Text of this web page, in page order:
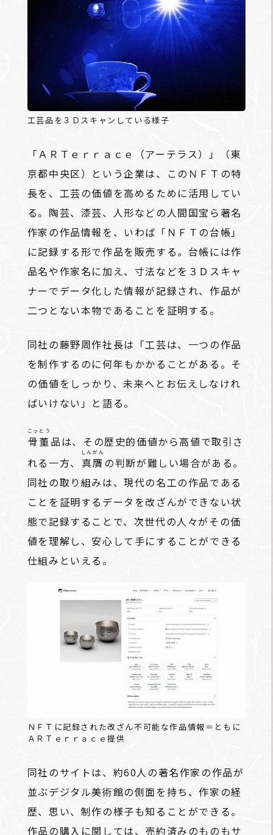
工芸品を３Ｄスキャンしている様子
「ＡＲＴｅｒｒａｃｅ（アーテラス）」（東
京都中央区）という企業は、このＮＦＴの特
長を、工芸の価値を高めるために活用してい
る。陶芸、漆芸、人形などの人間国宝ら著名
作家の作品情報を、いわば「ＮＦＴの台帳」
に記録する形で作品を販売する。台帳には作
品名や作家名に加え、寸法などを３Ｄスキャ
ナーでデータ化した情報が記録され、作品が
二つとない本物であることを証明する。
同社の藤野周作社長は「工芸は、一つの作品
を制作するのに何年もかかることがある。そ
の価値をしっかり、未来へとお伝えしなけれ
ばいけない」と語る。
骨董
こっとう
品は、その歴史的価値から高値で取引さ
れる一方、 真贋
しんがん
の判断が難しい場合がある。
同社の取り組みは、現代の名工の作品である
ことを証明するデータを改ざんができない状
態で記録することで、次世代の人々がその価
値を理解し、安心して手にすることができる
仕組みといえる。
ＮＦＴに記録された改ざん不可能な作品情報＝ともに
ＡＲＴｅｒｒａｃｅ提供
同社のサイトは、約60人の著名作家の作品が
並ぶデジタル美術館の側面を持ち、作家の経
歴、思い、制作の様子も知ることができる。
作品の購入に関しては、売約済みのものもサ